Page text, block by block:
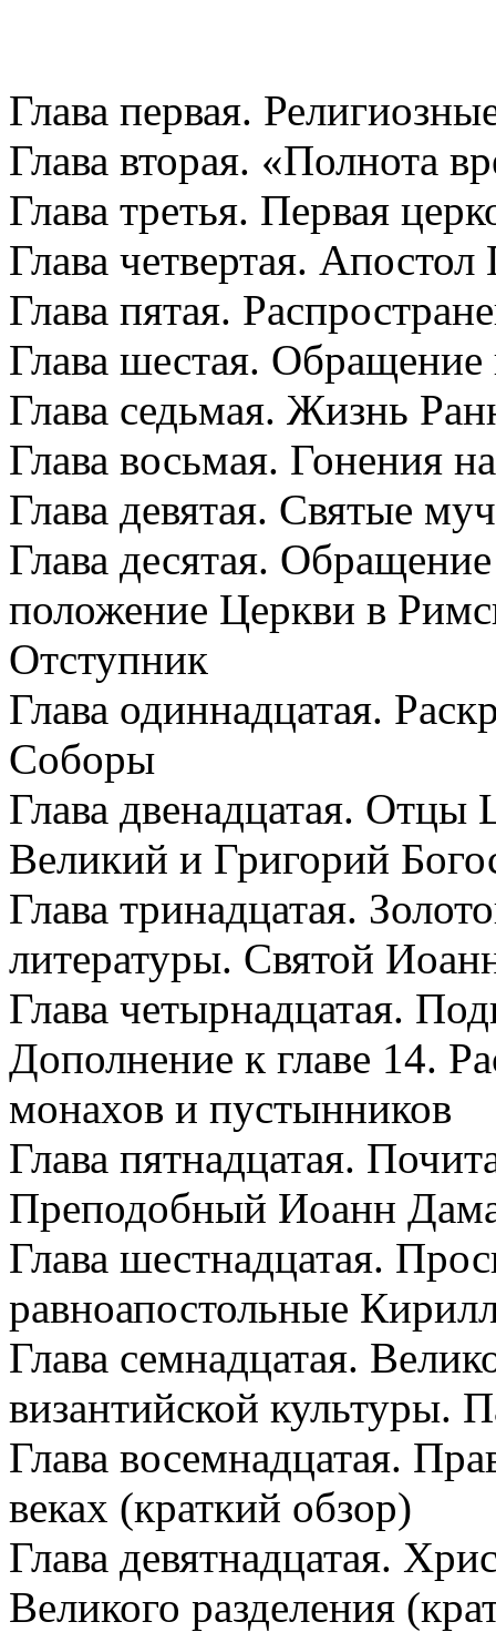
Глава первая.
Глава вторая. «Полнота
Глава третья. Первая
Глава четвертая. Апостол
Глава пятая.
Глава шестая.
Глава седьмая. Жизнь
Глава восьмая. Гонения
Глава девятая. Святые
Глава десятая.
положение Церкви в
Отступник
Глава одиннадцатая.
Соборы
Глава двенадцатая.
Великий и Григорий
Глава тринадцатая.
литературы. Святой
Глава четырнадцатая.
Дополнение к главе 14.
монахов и пустынников
Глава пятнадцатая.
Преподобный Иоанн
Глава шестнадцатая.
равноапостольные
Глава семнадцатая.
византийской культуры.
Глава восемнадцатая.
веках (краткий обзор)
Глава девятнадцатая.
Великого разделения